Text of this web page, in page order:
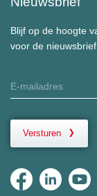
Blijf op de hoogte
voor de nieuwsbrief
Versturen